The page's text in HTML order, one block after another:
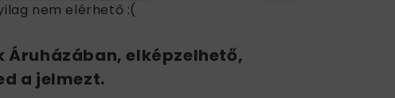
nem elérhető :(
Áruházában, elképzelhető,
a jelmezt.